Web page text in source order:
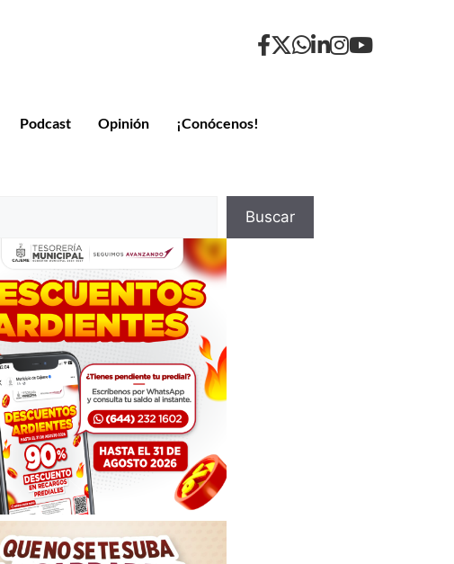
Podcast Opinión ¡Conócenos!
Buscar